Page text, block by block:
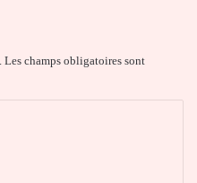
Les champs obligatoires sont